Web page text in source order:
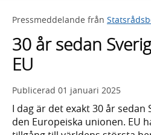
framträder
lista
med
sökförslag
Pressmeddelande från
30 år sedan
EU
Publicerad 01 januari 2025
I dag är det exakt 30 år sedan
den Europeiska unionen. EU